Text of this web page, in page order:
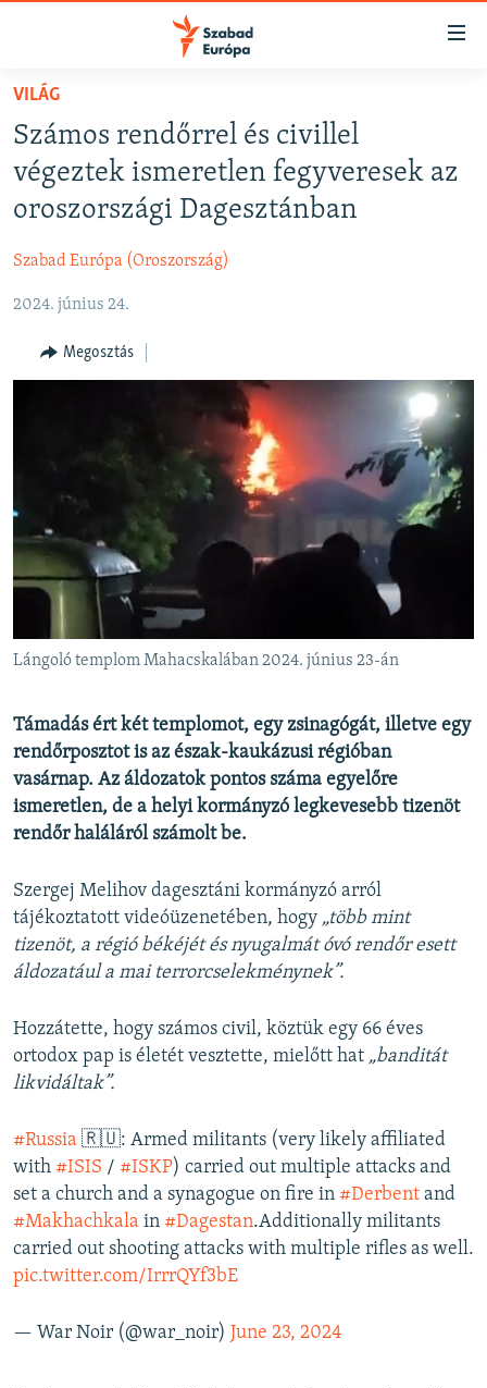
Akadálymentes
Ugrás
fő
oldalra
Ugrás
tartalomjegyzékre
AKTUÁLIS
PODCASTOK
ELEMZŐ
NER15
SZABADON
A PÉNZ NYOMÁBAN
EURÓPAI UNIÓ
VILÁG
KLÍMAVÁLTOZÁS
A MÚLT TANULSÁGAI
Valamennyi RFE/RL weboldal
VILÁG
Számos rendőrrel és civillel
végeztek ismeretlen fegyveresek az
oroszországi Dagesztánban
Szabad Európa (Oroszország)
2024. június 24.
Megosztás
Lángoló templom Mahacskalában 2024. június 23-án
Támadás ért két templomot, egy zsinagógát, illetve egy
rendőrposztot is az észak-kaukázusi régióban
vasárnap. Az áldozatok pontos száma egyelőre
ismeretlen, de a helyi kormányzó legkevesebb tizenöt
rendőr haláláról számolt be.
Szergej Melihov dagesztáni kormányzó arról
tájékoztatott videóüzenetében, hogy „több mint
tizenöt, a régió békéjét és nyugalmát óvó rendőr esett
áldozatául a mai terrorcselekménynek”.
Hozzátette, hogy számos civil, köztük egy 66 éves
ortodox pap is életét vesztette, mielőtt hat „banditát
likvidáltak”.
#Russia 🇷🇺: Armed militants (very likely affiliated
with #ISIS / #ISKP) carried out multiple attacks and
set a church and a synagogue on fire in #Derbent and
#Makhachkala in #Dagestan.Additionally militants
carried out shooting attacks with multiple rifles as well.
pic.twitter.com/IrrrQYf3bE
— War Noir (@war_noir) June 23, 2024
FELIRATKOZÁS
Spotify